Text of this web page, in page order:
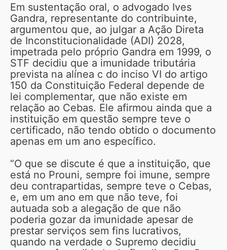
Em sustentação oral, o advogado Ives
Gandra, representante do contribuinte,
argumentou que, ao julgar a Ação Direta
de Inconstitucionalidade (ADI) 2028,
impetrada pelo próprio Gandra em 1999, o
STF decidiu que a imunidade tributária
prevista na alínea c do inciso VI do artigo
150 da Constituição Federal depende de
lei complementar, que não existe em
relação ao Cebas. Ele afirmou ainda que a
instituição em questão sempre teve o
certificado, não tendo obtido o documento
apenas em um ano específico.
“O que se discute é que a instituição, que
está no Prouni, sempre foi imune, sempre
deu contrapartidas, sempre teve o Cebas,
e, em um ano em que não teve, foi
autuada sob a alegação de que não
poderia gozar da imunidade apesar de
prestar serviços sem fins lucrativos,
quando na verdade o Supremo decidiu